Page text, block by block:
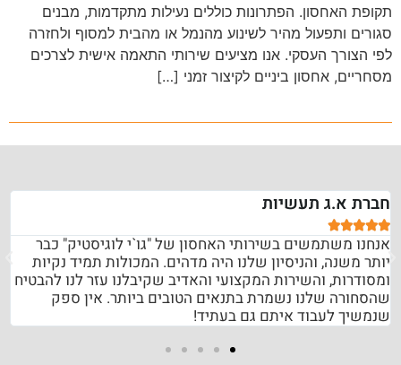
תקופת האחסון. הפתרונות כוללים נעילות מתקדמות, מבנים
סגורים ותפעול מהיר לשינוע מהנמל או מהבית למסוף ולחזרה
לפי הצורך העסקי. אנו מציעים שירותי התאמה אישית לצרכים
מסחריים, אחסון ביניים לקיצור זמני […]
חברת א.ג תעשיות





אנחנו משתמשים בשירותי האחסון של "גו`י לוגיסטיק" כבר
יותר משנה, והניסיון שלנו היה מדהים. המכולות תמיד נקיות
ומסודרות, והשירות המקצועי והאדיב שקיבלנו עזר לנו להבטיח
שהסחורה שלנו נשמרת בתנאים הטובים ביותר. אין ספק
שנמשיך לעבוד איתם גם בעתיד!